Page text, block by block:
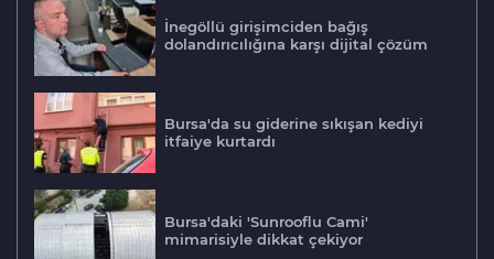
İnegöllü girişimciden bağış
dolandırıcılığına karşı dijital çözüm
Bursa'da su giderine sıkışan kediyi
itfaiye kurtardı
Bursa'daki 'Sunrooflu Cami'
mimarisiyle dikkat çekiyor